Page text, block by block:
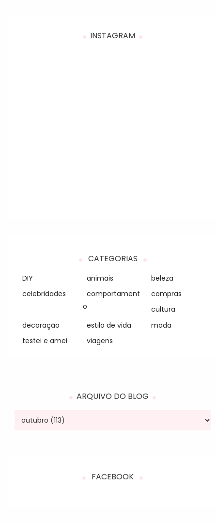
INSTAGRAM
CATEGORIAS
DIY animais
beleza
celebridades
comportament
o
compras
cultura
decoração
estilo de vida
moda
testei e amei
viagens
ARQUIVO DO BLOG
FACEBOOK